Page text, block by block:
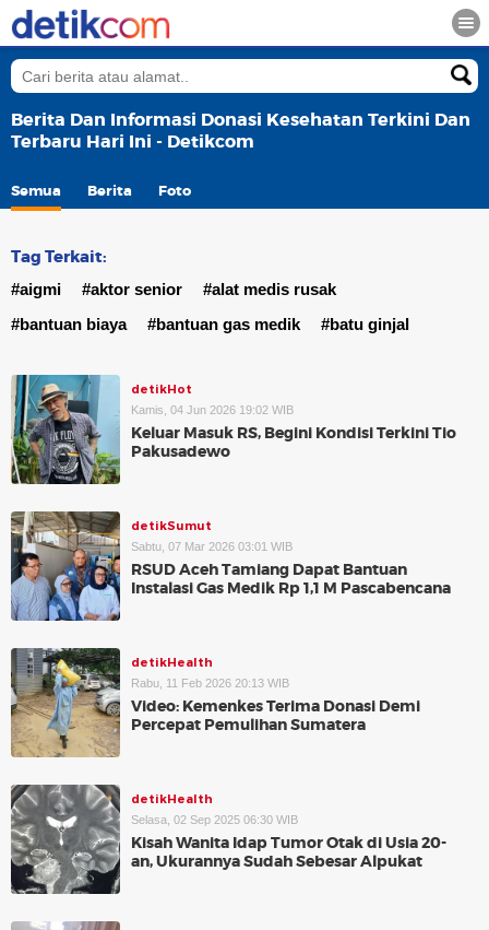
Berita Dan Informasi Donasi Kesehatan Terkini Dan
Terbaru Hari Ini - Detikcom
Semua Berita Foto
Tag Terkait:
#aigmi #aktor senior
#alat medis rusak
#bantuan biaya
#bantuan gas medik #batu ginjal
detikHot
Kamis, 04 Jun 2026 19:02 WIB
Keluar Masuk RS, Begini Kondisi Terkini Tio
Pakusadewo
detikSumut
Sabtu, 07 Mar 2026 03:01 WIB
RSUD Aceh Tamiang Dapat Bantuan
Instalasi Gas Medik Rp 1,1 M Pascabencana
detikHealth
Rabu, 11 Feb 2026 20:13 WIB
Video: Kemenkes Terima Donasi Demi
Percepat Pemulihan Sumatera
detikHealth
Selasa, 02 Sep 2025 06:30 WIB
Kisah Wanita Idap Tumor Otak di Usia 20-
an, Ukurannya Sudah Sebesar Alpukat